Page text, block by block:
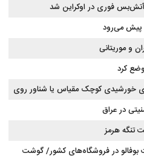
آتش‌بس فوری در اوکراین شد
پیش می‌رود
و موریتانی
کرد
خورشیدی کوچک مقیاس یا شناور روی
در عراق
تنگه هرمز
بوفالو در فروشگاه‌های کشور/ گوشت